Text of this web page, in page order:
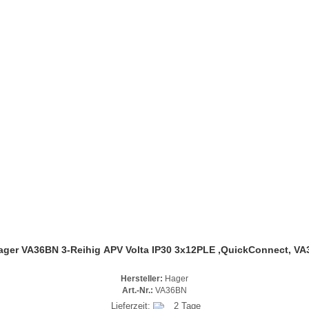
VA36BN 3-Reihig APV Volta IP30 3x12PLE ,QuickConnect,
Hersteller: Hager
Art.-Nr.: VA36BN
Lieferzeit: 2 Tage